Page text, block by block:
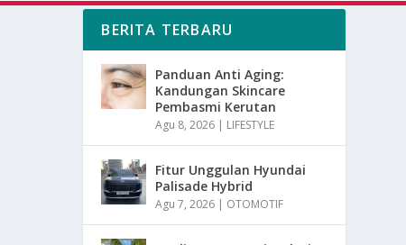
BERITA TERBARU
Panduan Anti Aging:
Kandungan Skincare
Pembasmi Kerutan
Agu 8, 2026 | LIFESTYLE
Fitur Unggulan Hyundai
Palisade Hybrid
Agu 7, 2026 | OTOMOTIF